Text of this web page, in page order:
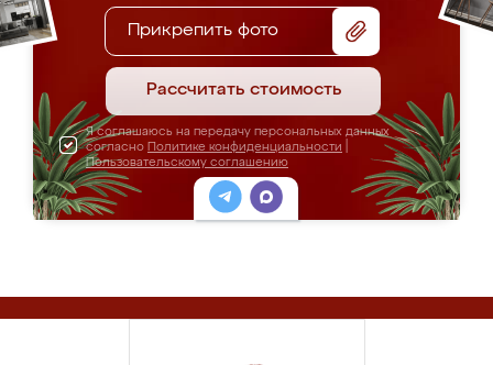
Прикрепить фото
Рассчитать стоимость
Я соглашаюсь на передачу персональных данных
согласно Политике конфиденциальности
Пользовательскому соглашению